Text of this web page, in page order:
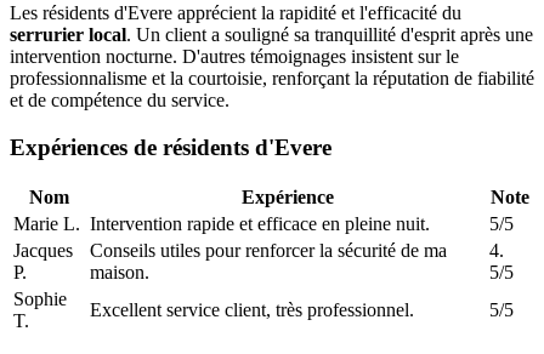
Les résidents d'Evere apprécient la rapidité et l'efficacité du
serrurier local. Un client a souligné sa tranquillité d'esprit après une
intervention nocturne. D'autres témoignages insistent sur le
professionnalisme et la courtoisie, renforçant la réputation de fiabilité
et de compétence du service.
Expériences de résidents d'Evere
Nom Expérience
Note
Marie L. Intervention rapide et efficace en pleine nuit.
5/5
Jacques
P.
Conseils utiles pour renforcer la sécurité de ma
maison.
4.
5/5
Sophie
T.
Excellent service client, très professionnel. 5/5